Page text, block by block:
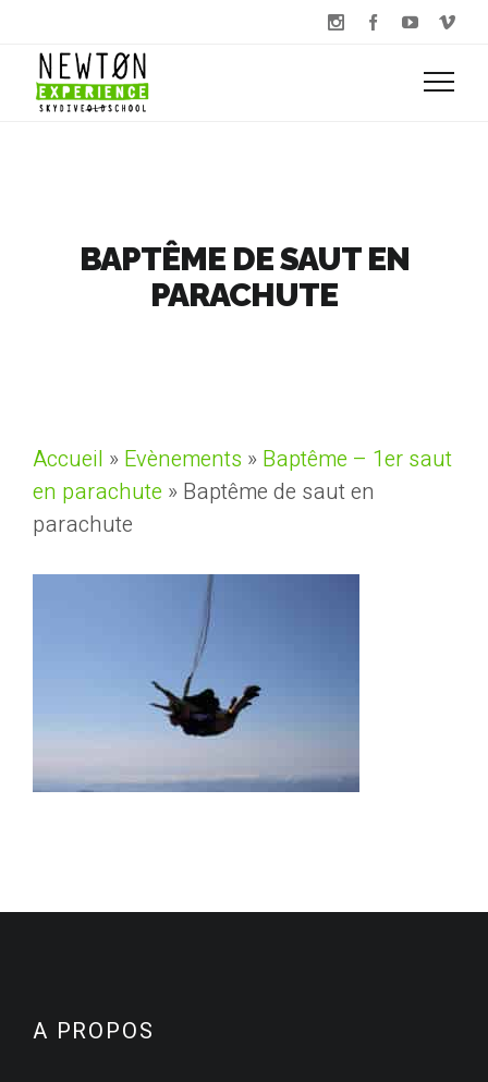
BAPTÊME DE SAUT EN
PARACHUTE
Accueil » Evènements » Baptême – 1er saut
en parachute » Baptême de saut en
parachute
A PROPOS